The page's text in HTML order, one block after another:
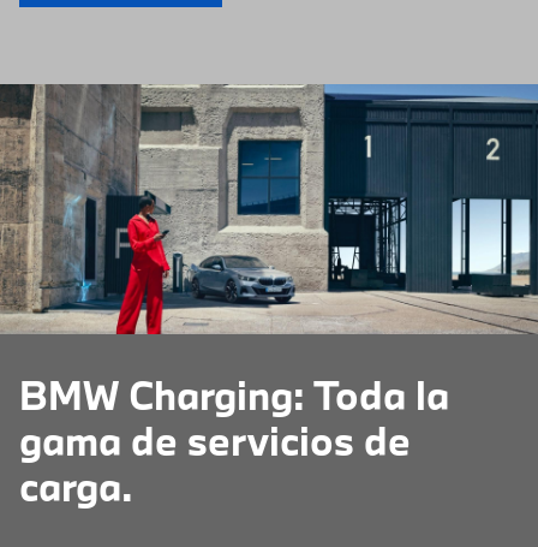
BMW Charging: Toda la
gama de servicios de
carga.